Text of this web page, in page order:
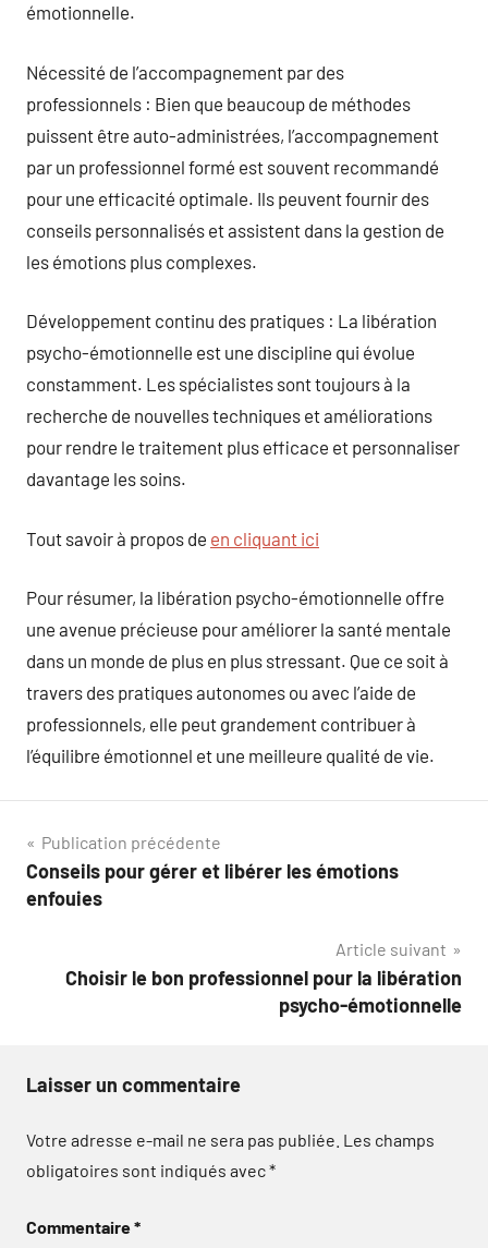
émotionnelle.
Nécessité de l’accompagnement par des
professionnels : Bien que beaucoup de méthodes
puissent être auto-administrées, l’accompagnement
par un professionnel formé est souvent recommandé
pour une efficacité optimale. Ils peuvent fournir des
conseils personnalisés et assistent dans la gestion de
les émotions plus complexes.
Développement continu des pratiques : La libération
psycho-émotionnelle est une discipline qui évolue
constamment. Les spécialistes sont toujours à la
recherche de nouvelles techniques et améliorations
pour rendre le traitement plus efficace et personnaliser
davantage les soins.
Tout savoir à propos de en cliquant ici
Pour résumer, la libération psycho-émotionnelle offre
une avenue précieuse pour améliorer la santé mentale
dans un monde de plus en plus stressant. Que ce soit à
travers des pratiques autonomes ou avec l’aide de
professionnels, elle peut grandement contribuer à
l’équilibre émotionnel et une meilleure qualité de vie.
Navigation
de
Publication précédente
Conseils pour gérer et libérer les émotions
enfouies
Article suivant
Choisir le bon professionnel pour la libération
psycho-émotionnelle
Laisser un commentaire
Votre adresse e-mail ne sera pas publiée. Les champs
obligatoires sont indiqués avec*
Commentaire*